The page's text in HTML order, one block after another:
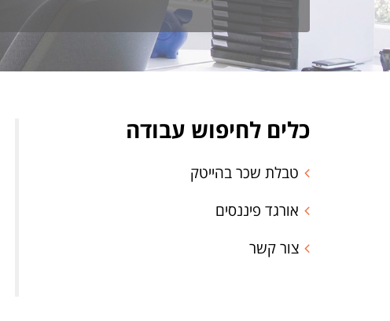
כלים לחיפוש עבודה
טבלת שכר בהייטק
אורגד פיננסים
צור קשר